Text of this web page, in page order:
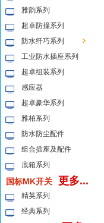
雅韵系列
超卓防撞系列
防水纤巧系列
工业防水插座系列
超卓组装系列
感应器
超卓豪华系列
雅柏系列
防水防尘配件
组合插座及配件
底箱系列
国标MK开关 更多...
精英系列
经典系列